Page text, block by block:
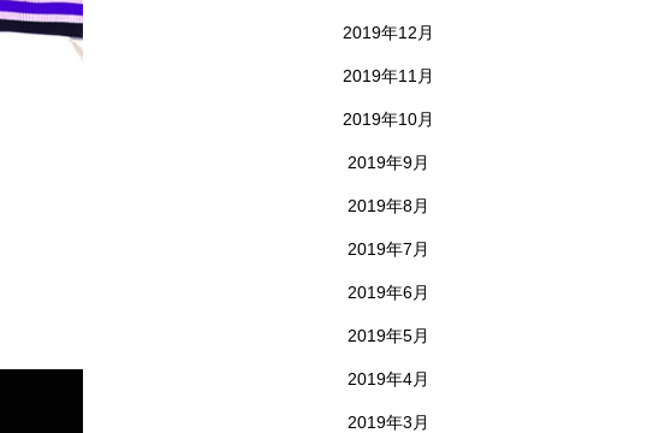
2019年12月
2019年11月
2019年10月
2019年9月
2019年8月
2019年7月
2019年6月
2019年5月
2019年4月
2019年3月